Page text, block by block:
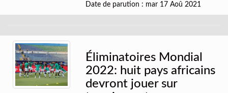
Date de parution : mar 17 Aoû 2021
Éliminatoires Mondial
2022: huit pays africains
devront jouer sur